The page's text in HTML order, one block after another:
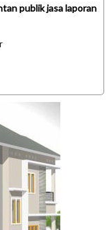
publik jasa laporan